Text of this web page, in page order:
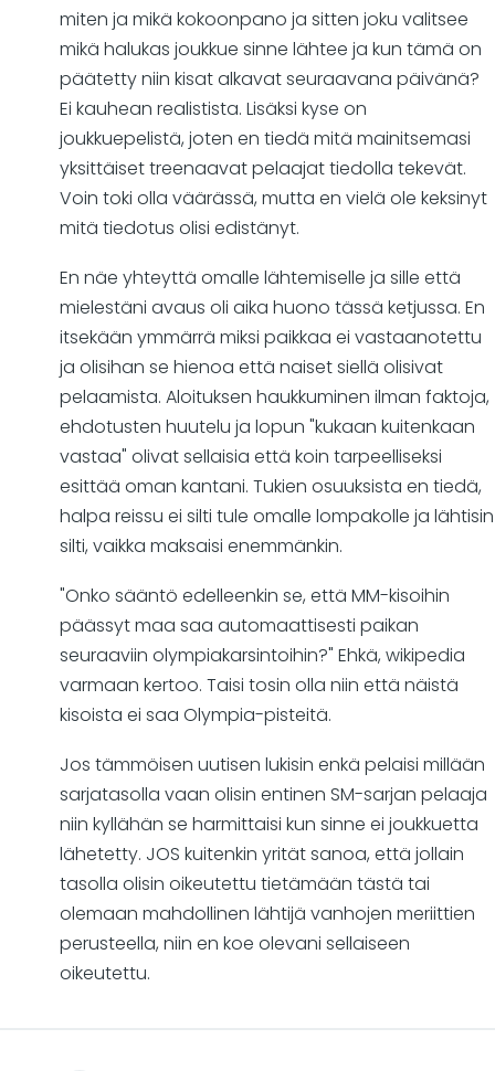
miten ja mikä kokoonpano ja sitten joku valitsee
mikä halukas joukkue sinne lähtee ja kun tämä on
päätetty niin kisat alkavat seuraavana päivänä?
Ei kauhean realistista. Lisäksi kyse on
joukkuepelistä, joten en tiedä mitä mainitsemasi
yksittäiset treenaavat pelaajat tiedolla tekevät.
Voin toki olla väärässä, mutta en vielä ole keksinyt
mitä tiedotus olisi edistänyt.
En näe yhteyttä omalle lähtemiselle ja sille että
mielestäni avaus oli aika huono tässä ketjussa. En
itsekään ymmärrä miksi paikkaa ei vastaanotettu
ja olisihan se hienoa että naiset siellä olisivat
pelaamista. Aloituksen haukkuminen ilman faktoja,
ehdotusten huutelu ja lopun "kukaan kuitenkaan
vastaa" olivat sellaisia että koin tarpeelliseksi
esittää oman kantani. Tukien osuuksista en tiedä,
halpa reissu ei silti tule omalle lompakolle ja lähtisin
silti, vaikka maksaisi enemmänkin.
"Onko sääntö edelleenkin se, että MM-kisoihin
päässyt maa saa automaattisesti paikan
seuraaviin olympiakarsintoihin?" Ehkä, wikipedia
varmaan kertoo. Taisi tosin olla niin että näistä
kisoista ei saa Olympia-pisteitä.
Jos tämmöisen uutisen lukisin enkä pelaisi millään
sarjatasolla vaan olisin entinen SM-sarjan pelaaja
niin kyllähän se harmittaisi kun sinne ei joukkuetta
lähetetty. JOS kuitenkin yrität sanoa, että jollain
tasolla olisin oikeutettu tietämään tästä tai
olemaan mahdollinen lähtijä vanhojen meriittien
perusteella, niin en koe olevani sellaiseen
oikeutettu.